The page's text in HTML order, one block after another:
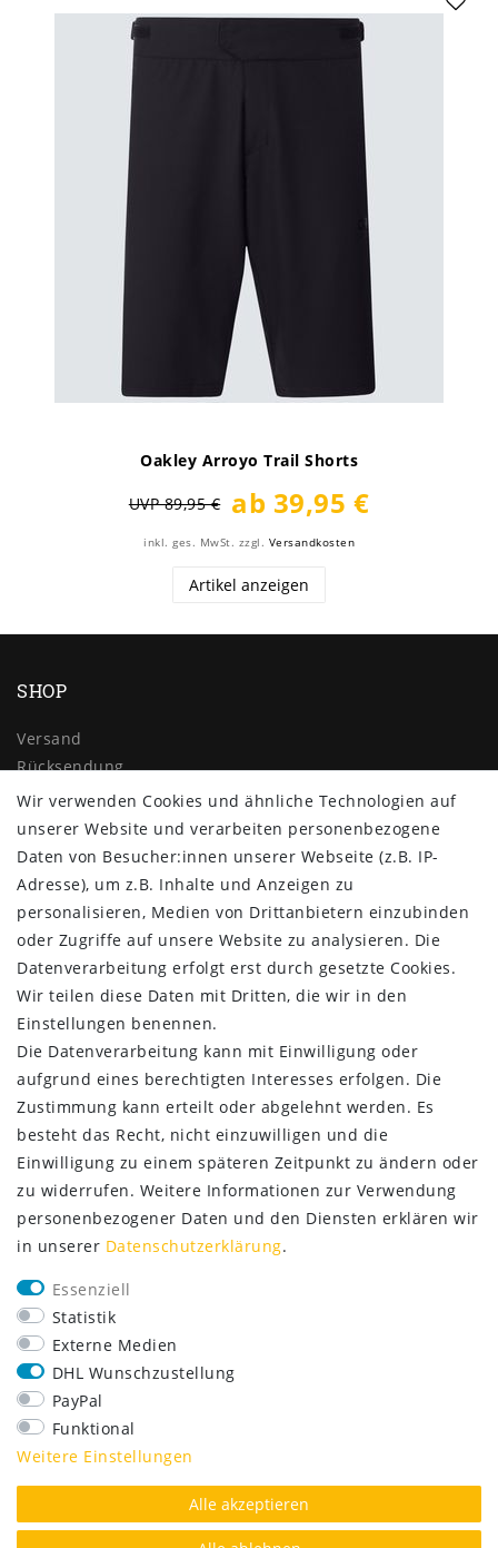
Oakley Arroyo Trail Shorts
UVP 89,95 € ab 39,95 €
inkl. ges. MwSt. zzgl. Versandkosten
Artikel anzeigen
SHOP
Versand
Rücksendung
Widerrufs­recht
Impressum
Daten­schutz­erklärung
AGB
Kontakt
ZAHLUNG & VERSAND
SERVICE
Lieferung nur 2,95 €
Rücksendung kostenfrei
14 Tage Rückgaberecht
Kurze Lieferzeit
FOLGE UNS
Wir verwenden Cookies und ähnliche Technologien auf
unserer Website und verarbeiten personenbezogene
Daten von Besucher:innen unserer Webseite (z.B. IP-
Adresse), um z.B. Inhalte und Anzeigen zu
personalisieren, Medien von Drittanbietern einzubinden
oder Zugriffe auf unsere Website zu analysieren. Die
Datenverarbeitung erfolgt erst durch gesetzte Cookies.
Wir teilen diese Daten mit Dritten, die wir in den
Einstellungen benennen.
Die Datenverarbeitung kann mit Einwilligung oder
aufgrund eines berechtigten Interesses erfolgen. Die
Zustimmung kann erteilt oder abgelehnt werden. Es
besteht das Recht, nicht einzuwilligen und die
Einwilligung zu einem späteren Zeitpunkt zu ändern oder
zu widerrufen. Weitere Informationen zur Verwendung
personenbezogener Daten und den Diensten erklären wir
in unserer Daten­schutz­erklärung.
Essenziell
Statistik
Externe Medien
DHL Wunschzustellung
PayPal
Funktional
Weitere Einstellungen
Alle akzeptieren